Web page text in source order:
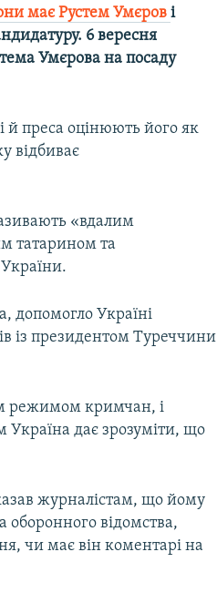
має Рустем Умєрові
6 вересня
Умєрова на посаду
й преса оцінюють його як
відбиває
«вдалим
татарином та
допомогло Україні
із президентом Туреччини
режимом кримчан, і
дає зрозуміти, що
журналістам, що йому
оборонного відомства,
чи має він коментарі на